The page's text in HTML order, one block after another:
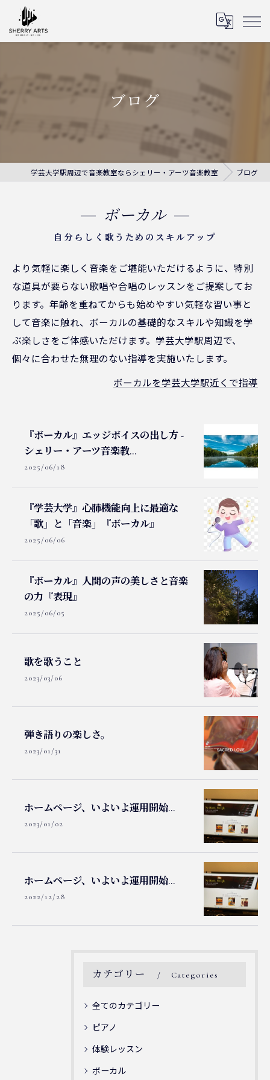
ブログ
学芸大学駅周辺で音楽教室ならシェリー・アーツ音楽教室 ブログ
ボーカル
自分らしく歌うためのスキルアップ
より気軽に楽しく音楽をご堪能いただけるように、特別
な道具が要らない歌唱や合唱のレッスンをご提案してお
ります。年齢を重ねてからも始めやすい気軽な習い事と
して音楽に触れ、ボーカルの基礎的なスキルや知識を学
ぶ楽しさをご体感いただけます。学芸大学駅周辺で、
個々に合わせた無理のない指導を実施いたします。
ボーカルを学芸大学駅近くで指導
『ボーカル』エッジボイスの出し方 -
シェリー・アーツ音楽教...
2025/06/18
『学芸大学』心肺機能向上に最適な
「歌」と「音楽」『ボーカル』
2025/06/06
『ボーカル』人間の声の美しさと音楽
の力『表現』
2025/06/05
歌を歌うこと
2023/03/06
弾き語りの楽しさ。
2023/01/31
ホームページ、いよいよ運用開始...
2023/01/02
ホームページ、いよいよ運用開始...
2022/12/28
カテゴリー Categories
全てのカテゴリー
ピアノ
体験レッスン
ボーカル